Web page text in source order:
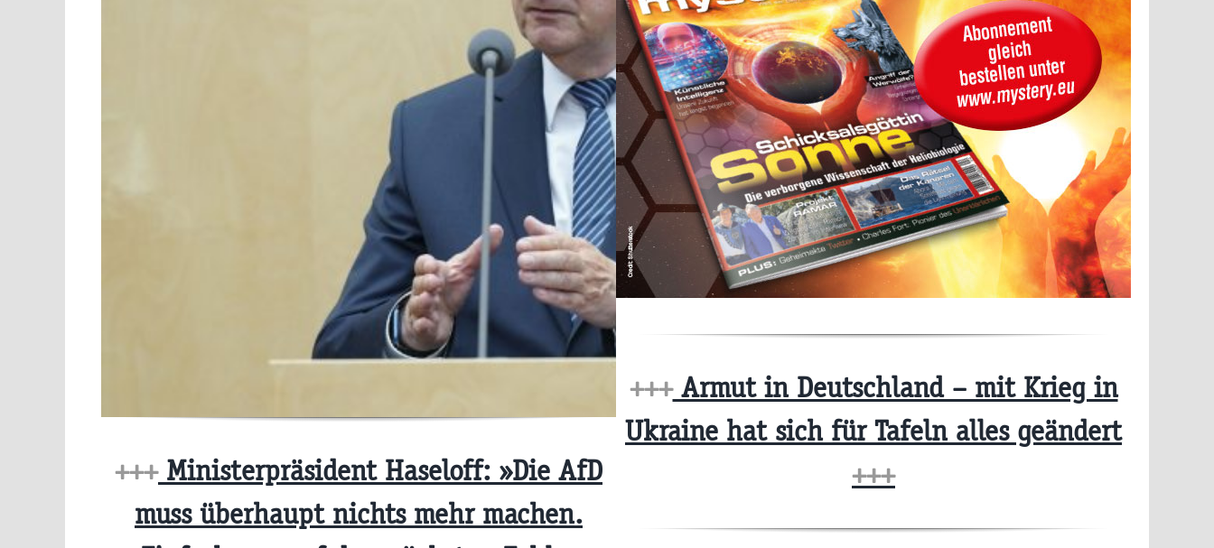
+++Ministerpräsident Haseloff: »Die AfD
muss überhaupt nichts mehr machen.
+++Armut in Deutschland – mit Krieg in
Ukraine hat sich für Tafeln alles geändert
+++